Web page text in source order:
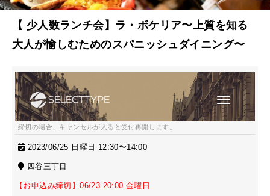
【 少人数ランチ会】ラ・ボケリア〜上質を知る
大人が愉しむためのスパニッシュダイニング〜
締切の場合、キャンセルが入ると受付再開します。
2023/06/25 日曜日 12:30〜14:00
四谷三丁目
【お申込み締切】06/23 20:00 金曜日